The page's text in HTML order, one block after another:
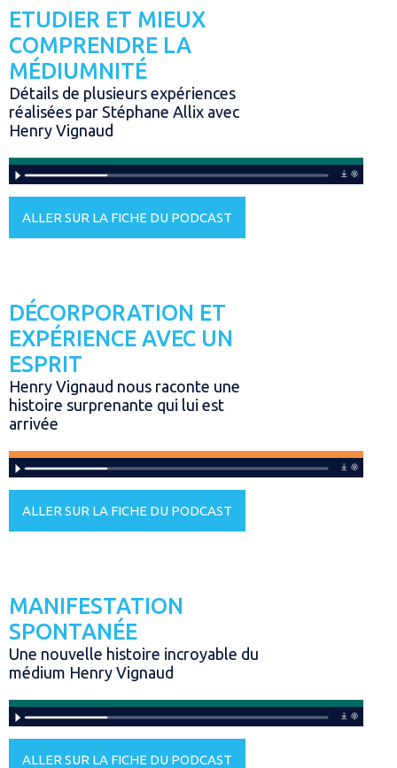
ETUDIER ET MIEUX
COMPRENDRE LA
MÉDIUMNITÉ
Détails de plusieurs expériences
réalisées par Stéphane Allix avec
Henry Vignaud
ALLER SUR LA FICHE DU PODCAST
DÉCORPORATION ET
EXPÉRIENCE AVEC UN
ESPRIT
Henry Vignaud nous raconte une
histoire surprenante qui lui est
arrivée
ALLER SUR LA FICHE DU PODCAST
MANIFESTATION
SPONTANÉE
Une nouvelle histoire incroyable du
médium Henry Vignaud
ALLER SUR LA FICHE DU PODCAST